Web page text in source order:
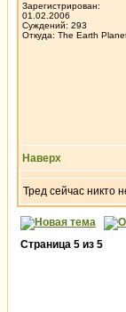
Зарегистрирован:
01.02.2006
Суждений: 293
Откуда: The Earth
Наверх
Тред сейчас никто
Страница 5 из 5